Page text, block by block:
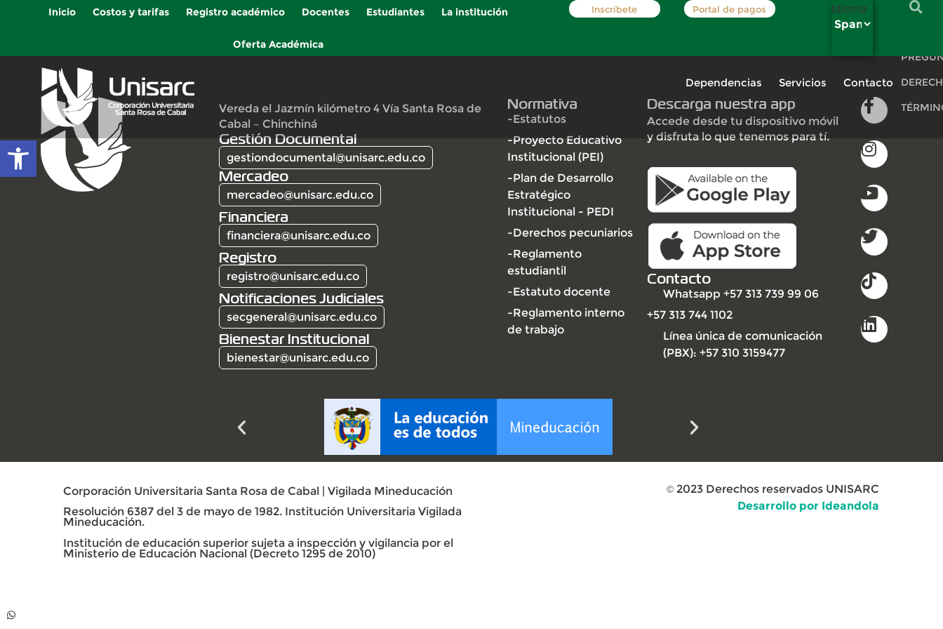
Abrir barra de herramientas
Inicio Costos y tarifas Registro académico Docentes Estudiantes La institución
Oferta Académica
Inscríbete Portal de pagos Idioma
Dependencias Servicios
Contacto
Vereda el Jazmín kilómetro 4 Vía Santa Rosa de
Cabal – Chinchiná
Gestión Documental
gestiondocumental@unisarc.edu.co
Mercadeo
mercadeo@unisarc.edu.co
Financiera
financiera@unisarc.edu.co
Registro
registro@unisarc.edu.co
Notificaciones Judiciales
secgeneral@unisarc.edu.co
Bienestar Institucional
bienestar@unisarc.edu.co
Normativa
-Estatutos
-Proyecto Educativo
Institucional (PEI)
-Plan de Desarrollo
Estratégico
Institucional - PEDI
-Derechos pecuniarios
-Reglamento
estudiantil
-Estatuto docente
-Reglamento interno
de trabajo
Descarga nuestra app
Accede desde tu dispositivo móvil
y disfruta lo que tenemos para tí.
Contacto
Whatsapp +57 313 739 99 06
+57 313 744 1102
Línea única de comunicación
(PBX): +57 310 3159477
Corporación Universitaria Santa Rosa de Cabal | Vigilada Mineducación
Resolución 6387 del 3 de mayo de 1982. Institución Universitaria Vigilada
Mineducación.
Institución de educación superior sujeta a inspección y vigilancia por el
Ministerio de Educación Nacional (Decreto 1295 de 2010)
© 2023 Derechos reservados UNISARC
Desarrollo por Ideandola